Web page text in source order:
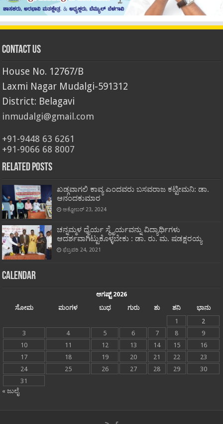
Contact Us
House No. 12767/B
Laxmi Nagar Mudalgi-591312
District: Belagavi
inmudalgi@gmail.com
+91-9448 63 6261
+91-9066 68 8007
Related Posts
ಖಡ್ಗವಾಗಲಿ ಕಾವ್ಯ ಎಂದವರು ಬಸವರಾಜ ಕಟ್ಟೀಮನಿ: ಡಾ.
ಆನಂದಕುಮಾರ
ಅಕ್ಟೋಬರ್ 23, 2024
ಚನ್ನಮ್ಮಳ ಧೈರ್ಯ ಸ್ಥೈರ್ಯವನ್ನು ವಿದ್ಯಾರ್ಥಿಗಳು
ಆದರ್ಶವಾಗಿಟ್ಟುಕೊಳ್ಳಬೇಕು : ಡಾ. ರು. ಮ. ಷಡಕ್ಷರಯ್ಯ
ಫೆಬ್ರವರಿ 24, 2021
Calendar
ಆಗಷ್ಟ್ 2026
ಸೋಮ
ಮಂಗಳ ಬುಧ ಗುರು ಶು ಶನಿ
ಭಾನು
1
2
3
4 5 6 7 8
9
10
11 12 13 14 15
16
17
18 19 20 21 22
23
24
25 26 27 28 29
30
31
« ಜುಲೈ